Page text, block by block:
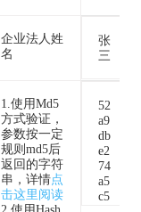
企业法人姓
名
张
三
1.使用Md5
方式验证，
参数按一定
规则md5后
返回的字符
串，详情点
击这里阅读
52
a9
db
e2
74
a5
c5